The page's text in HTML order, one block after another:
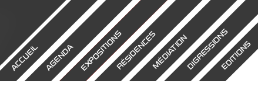
ACCUEILAGENDAEXPOSITIONSRÉSIDENCESMÉDIATIONDIGRESSIONSEDITIONS